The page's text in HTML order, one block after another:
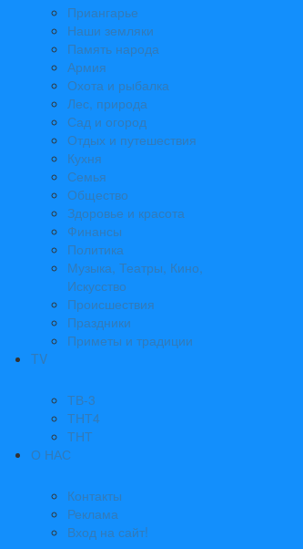
Приангарье
Наши земляки
Память народа
Армия
Охота и рыбалка
Лес, природа
Сад и огород
Отдых и путешествия
Кухня
Семья
Общество
Здоровье и красота
Финансы
Политика
Музыка, Театры, Кино,
Искусство
Происшествия
Праздники
Приметы и традиции
TV
ТВ-3
ТНТ4
ТНТ
О НАС
Контакты
Реклама
Вход на сайт!